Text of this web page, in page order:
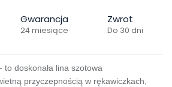
Gwarancja
24 miesiące
Zwrot
Do 30 dni
- to doskonała lina szotowa
przyczepnością w rękawiczkach,